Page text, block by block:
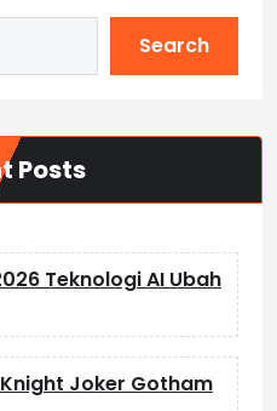
Search
Posts
Teknologi AI Ubah
Joker Gotham